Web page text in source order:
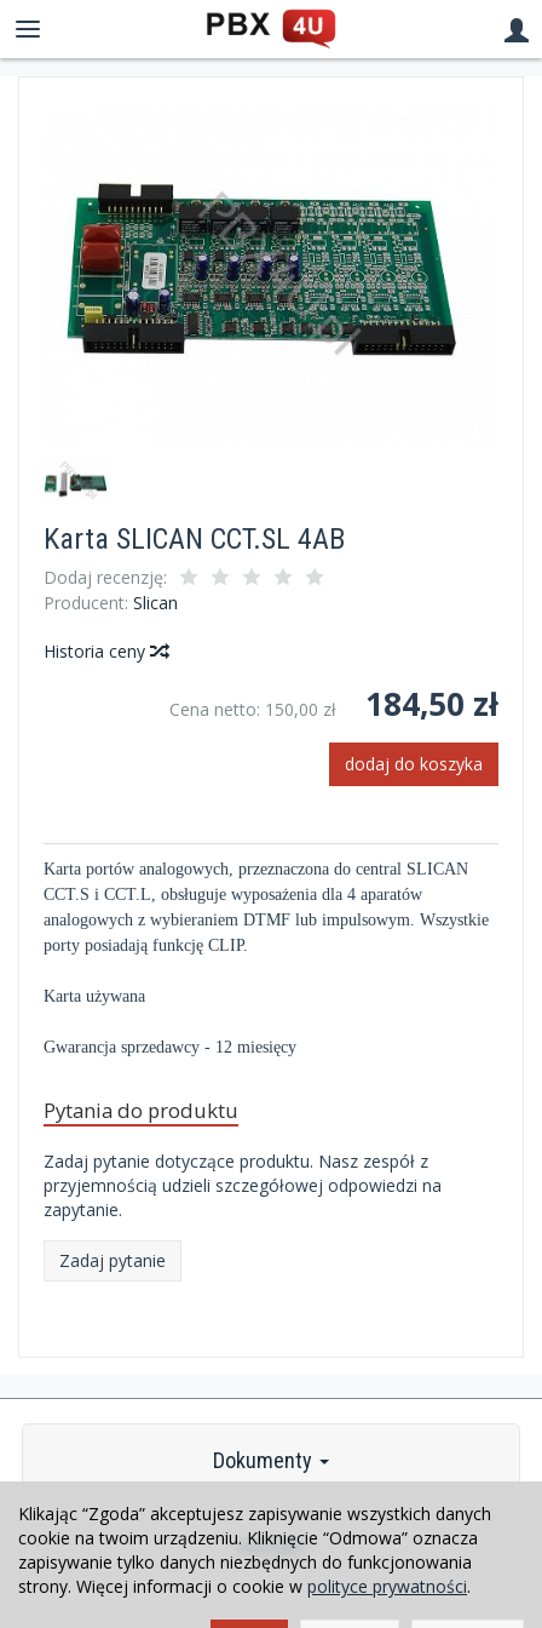
Karta SLICAN CCT.SL 4AB
Dodaj recenzję:
Producent: Slican
Historia ceny
Cena netto: 150,00 zł 184,50 zł
dodaj do koszyka
Karta portów analogowych, przeznaczona do central SLICAN
CCT.S i CCT.L, obsługuje wyposażenia dla 4 aparatów
analogowych z wybieraniem DTMF lub impulsowym. Wszystkie
porty posiadają funkcję CLIP.
Karta używana
Gwarancja sprzedawcy - 12 miesięcy
Pytania do produktu
Zadaj pytanie dotyczące produktu. Nasz zespół z
przyjemnością udzieli szczegółowej odpowiedzi na
zapytanie.
Zadaj pytanie
Dokumenty
Kontakt
Klikając “Zgoda” akceptujesz zapisywanie wszystkich danych
cookie na twoim urządzeniu. Kliknięcie “Odmowa” oznacza
zapisywanie tylko danych niezbędnych do funkcjonowania
strony. Więcej informacji o cookie w polityce prywatności.